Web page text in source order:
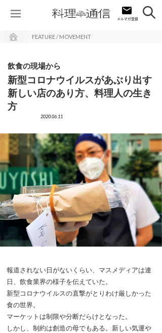
FEATURE / MOVEMENT
飲食の現場から
新型コロナウイルスがあぶり出す
新しい店のあり方、料理人の生き
方
2020.06.11
報道されない日がないくらい、マスメディアは連
日、飲食業界の様子を伝えていた。
新型コロナウイルスの直撃がとりわけ厳しかった
食の世界。
マーケットは制限や分断だらけとなった。
しかし、制約は創造の母でもある。新しい気運や